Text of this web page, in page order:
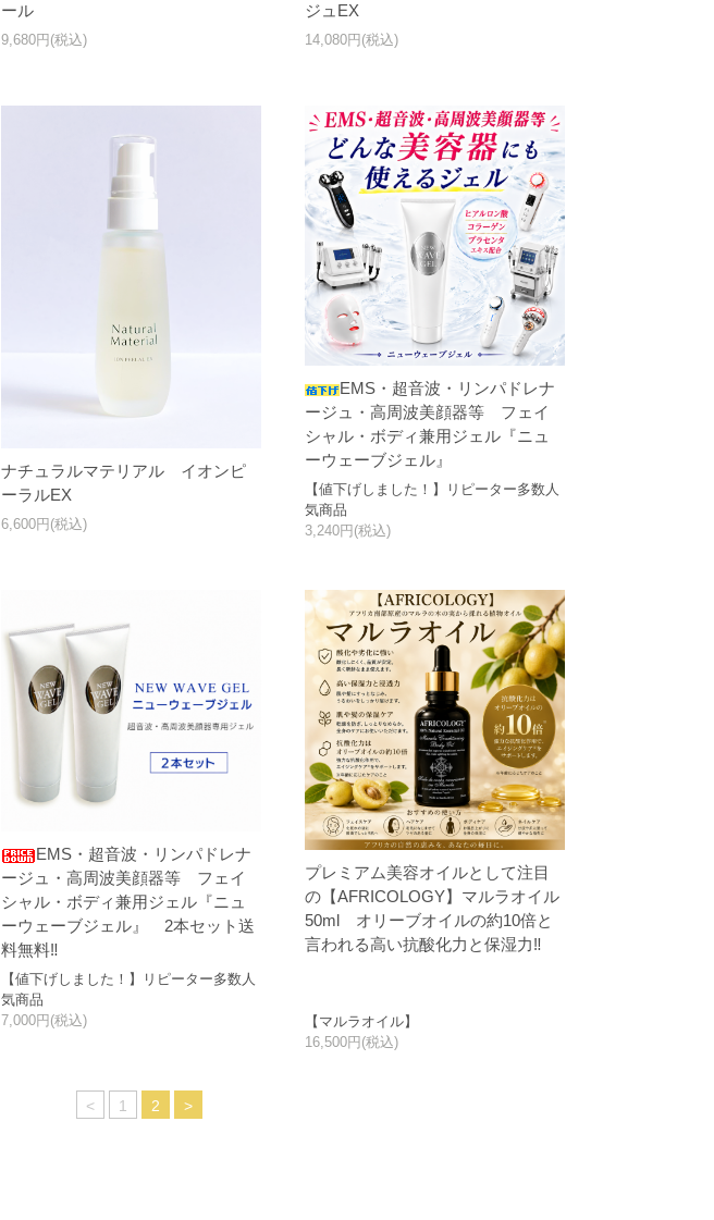
ール
9,680円(税込)
ジュEX
14,080円(税込)
ナチュラルマテリアル イオンピ
ーラルEX
6,600円(税込)
EMS・超音波・リンパドレナ
ージュ・高周波美顔器等 フェイ
シャル・ボディ兼用ジェル『ニュ
ーウェーブジェル』
【値下げしました！】リピーター多数人
気商品
3,240円(税込)
EMS・超音波・リンパドレナ
ージュ・高周波美顔器等 フェイ
シャル・ボディ兼用ジェル『ニュ
ーウェーブジェル』 2本セット送
料無料‼
【値下げしました！】リピーター多数人
気商品
7,000円(税込)
プレミアム美容オイルとして注目
の【AFRICOLOGY】マルラオイル
50ml オリーブオイルの約10倍と
言われる高い抗酸化力と保湿力‼
【マルラオイル】
16,500円(税込)
< 1 2 >